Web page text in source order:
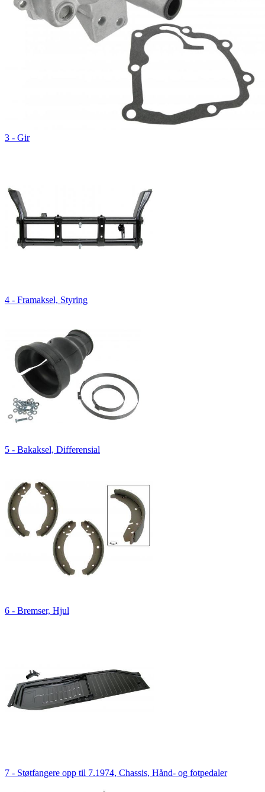
3 - Gir
4 - Framaksel, Styring
5 - Bakaksel, Differensial
6 - Bremser, Hjul
7 - Støtfangere opp til 7.1974, Chassis, Hånd- og fotpedaler